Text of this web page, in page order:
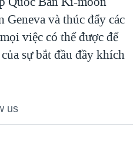
Geneva và thúc đẩy các
việc có thể được để
sự bắt đầu đầy khích
us